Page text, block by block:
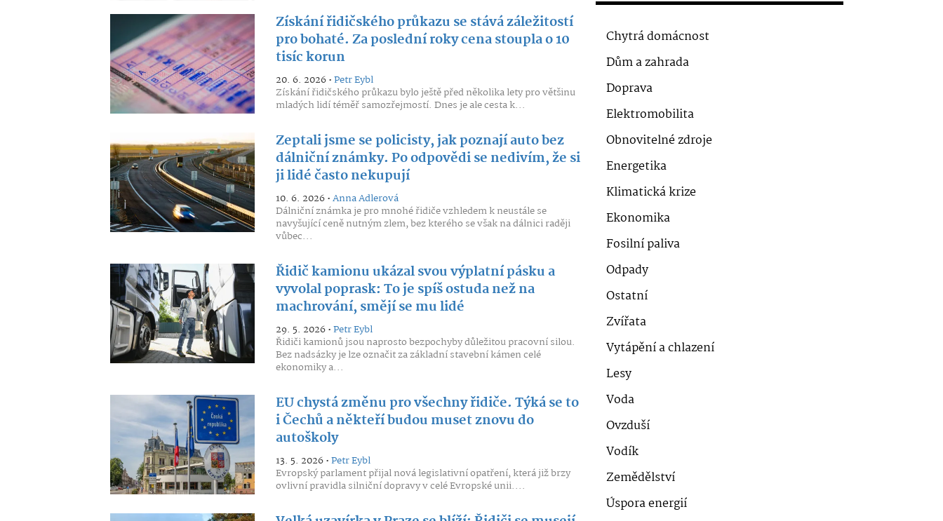
Získání řidičského průkazu se stává záležitostí
pro bohaté. Za poslední roky cena stoupla o 10
tisíc korun
20. 6. 2026 •Petr Eybl
Získání řidičského průkazu bylo ještě před několika lety pro většinu
mladých lidí téměř samozřejmostí. Dnes je ale cesta k...
Zeptali jsme se policisty, jak poznají auto bez
dálniční známky. Po odpovědi se nedivím, že si
ji lidé často nekupují
10. 6. 2026 •Anna Adlerová
Dálniční známka je pro mnohé řidiče vzhledem k neustále se
navyšující ceně nutným zlem, bez kterého se však na dálnici raději
vůbec...
Řidič kamionu ukázal svou výplatní pásku a
vyvolal poprask: To je spíš ostuda než na
machrování, smějí se mu lidé
29. 5. 2026 •Petr Eybl
Řidiči kamionů jsou naprosto bezpochyby důležitou pracovní silou.
Bez nadsázky je lze označit za základní stavební kámen celé
ekonomiky a...
EU chystá změnu pro všechny řidiče. Týká se to
i Čechů a někteří budou muset znovu do
autoškoly
13. 5. 2026 •Petr Eybl
Evropský parlament přijal nová legislativní opatření, která již brzy
ovlivní pravidla silniční dopravy v celé Evropské unii....
Chytrá domácnost
Dům a zahrada
Doprava
Elektromobilita
Obnovitelné zdroje
Energetika
Klimatická krize
Ekonomika
Fosilní paliva
Odpady
Ostatní
Zvířata
Vytápění a chlazení
Lesy
Voda
Ovzduší
Vodík
Zemědělství
Úspora energií